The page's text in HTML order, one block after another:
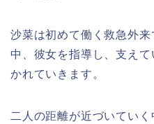
沙菜は初めて働く救急外来
中、彼女を指導し、支え
かれていきます。
二人の距離が近づいてい